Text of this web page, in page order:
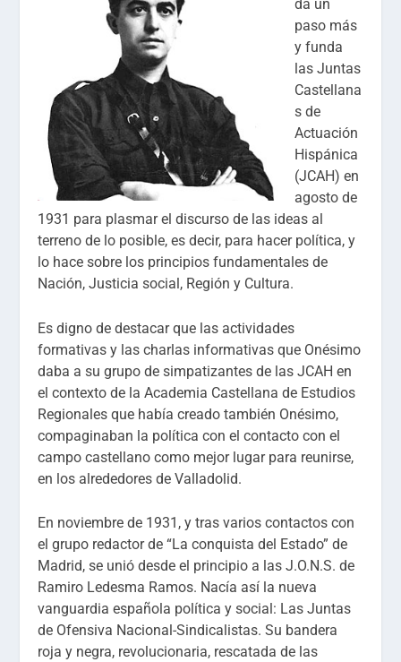
da un
paso más
y funda
las Juntas
Castellana
s de
Actuación
Hispánica
(JCAH) en
agosto de
1931 para plasmar el discurso de las ideas al
terreno de lo posible, es decir, para hacer política, y
lo hace sobre los principios fundamentales de
Nación, Justicia social, Región y Cultura.
Es digno de destacar que las actividades
formativas y las charlas informativas que Onésimo
daba a su grupo de simpatizantes de las JCAH en
el contexto de la Academia Castellana de Estudios
Regionales que había creado también Onésimo,
compaginaban la política con el contacto con el
campo castellano como mejor lugar para reunirse,
en los alrededores de Valladolid.
En noviembre de 1931, y tras varios contactos con
el grupo redactor de “La conquista del Estado” de
Madrid, se unió desde el principio a las J.O.N.S. de
Ramiro Ledesma Ramos. Nacía así la nueva
vanguardia española política y social: Las Juntas
de Ofensiva Nacional-Sindicalistas. Su bandera
roja y negra, revolucionaria, rescatada de las